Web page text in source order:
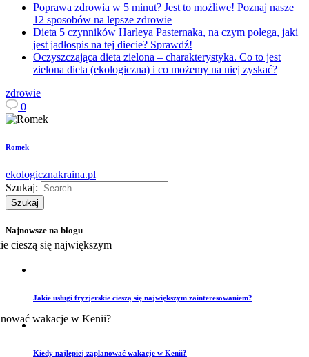
Poprawa zdrowia w 5 minut? Jest to możliwe! Poznaj nasze
12 sposobów na lepsze zdrowie
Dieta 5 czynników Harleya Pasternaka, na czym polega, jaki
jest jadłospis na tej diecie? Sprawdź!
Oczyszczająca dieta zielona – charakterystyka. Co to jest
zielona dieta (ekologiczna) i co możemy na niej zyskać?
zdrowie
0
Romek
ekologicznakraina.pl
Szukaj:
Najnowsze na blogu
Jakie usługi fryzjerskie cieszą się największym zainteresowaniem?
Kiedy najlepiej zaplanować wakacje w Kenii?